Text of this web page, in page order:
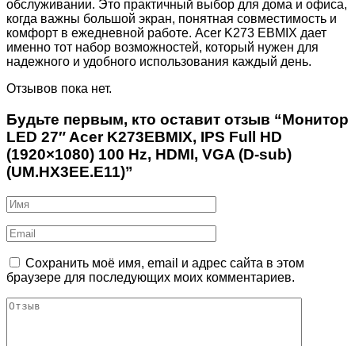
обслуживании. Это практичный выбор для дома и офиса,
когда важны большой экран, понятная совместимость и
комфорт в ежедневной работе. Acer K273 EBMIX дает
именно тот набор возможностей, который нужен для
надежного и удобного использования каждый день.
Отзывов пока нет.
Будьте первым, кто оставит отзыв “Монитор
LED 27″ Acer K273EBMIX, IPS Full HD
(1920×1080) 100 Hz, HDMI, VGA (D-sub)
(UM.HX3EE.E11)”
Сохранить моё имя, email и адрес сайта в этом
браузере для последующих моих комментариев.